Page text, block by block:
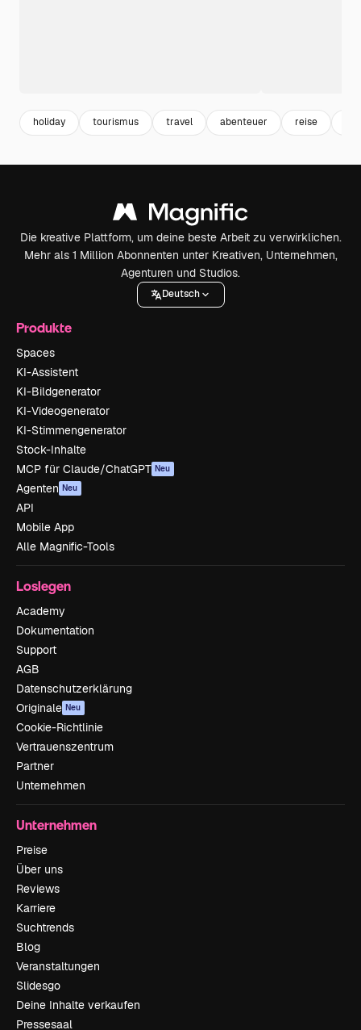
holiday tourismus travel abenteuer reise
Die kreative Plattform, um deine beste Arbeit zu verwirklichen.
Mehr als 1 Million Abonnenten unter Kreativen, Unternehmen,
Agenturen und Studios.
Deutsch
Produkte
Spaces
KI-Assistent
KI-Bildgenerator
KI-Videogenerator
KI-Stimmengenerator
Stock-Inhalte
MCP für Claude/ChatGPT Neu
Agenten Neu
API
Mobile App
Alle Magnific-Tools
Loslegen
Academy
Dokumentation
Support
AGB
Datenschutzerklärung
Originale Neu
Cookie-Richtlinie
Vertrauenszentrum
Partner
Unternehmen
Unternehmen
Preise
Über uns
Reviews
Karriere
Suchtrends
Blog
Veranstaltungen
Slidesgo
Deine Inhalte verkaufen
Pressesaal